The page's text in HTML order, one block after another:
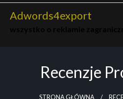
Skip
Adwords4export
Recenzje
STRONA GŁÓWNA